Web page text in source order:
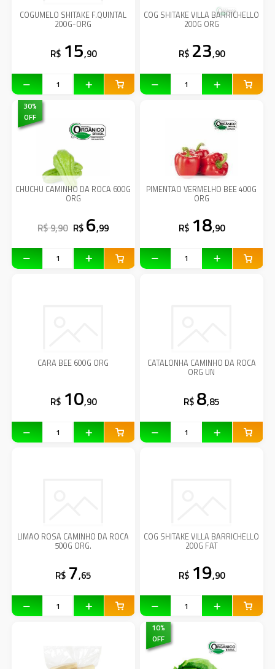
COGUMELO SHITAKE F.QUINTAL
200G-ORG
R$ 15,90
COG SHITAKE VILLA BARRICHELLO
200G ORG
R$ 23,90
30%
OFF
CHUCHU CAMINHO DA ROCA 600G
ORG
R$ 9,90 R$ 6,99
PIMENTAO VERMELHO BEE 400G
ORG
R$ 18,90
CARA BEE 600G ORG
R$ 10,90
CATALONHA CAMINHO DA ROCA
ORG UN
R$ 8,85
LIMAO ROSA CAMINHO DA ROCA
500G ORG.
R$ 7,65
COG SHITAKE VILLA BARRICHELLO
200G FAT
R$ 19,90
10%
OFF